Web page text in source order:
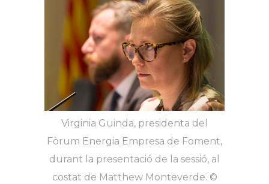
Virginia Guinda, presidenta del
Fòrum Energia Empresa de Foment,
durant la presentació de la sessió, al
costat de Matthew Monteverde. ©